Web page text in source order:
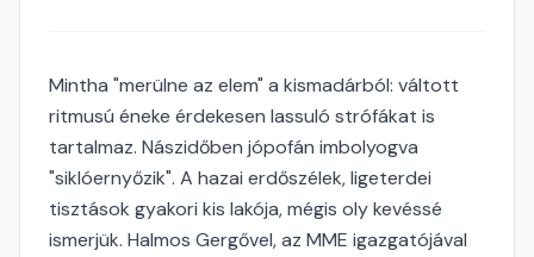
Mintha "merülne az elem" a kismadárból: váltott
ritmusú éneke érdekesen lassuló strófákat is
tartalmaz. Nászidőben jópofán imbolyogva
"siklóernyőzik". A hazai erdőszélek, ligeterdei
tisztások gyakori kis lakója, mégis oly kevéssé
ismerjük. Halmos Gergővel, az MME igazgatójával